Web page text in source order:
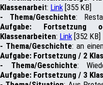
Klassenarbeit: Link [355 KB]
- Thema/Geschichte:
Aufgabe: Fortsetzung
Klassenarbeiten: Link [352 KB]
- Thema/Geschichte: an
Aufgabe: Fortsetzung / 2
- Thema/Geschichte:
Aufgabe: Fortsetzung / 3